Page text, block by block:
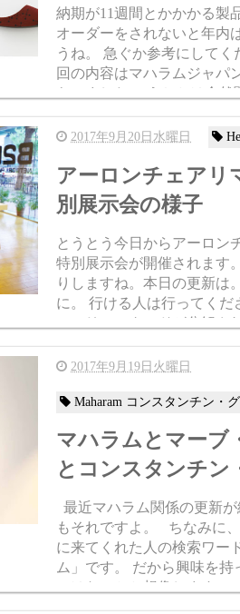
納期が11週間とかかかる製
オーダーをされないと年内
うね。 急ぐか参考にしてくださいね。 さて、今
回の内容はマハラムジャパ
らいました。 うちとは全然関係ないのですが、
たぶんこういった情報はみ
ので...
2017年9月20日水曜日
アーロンチェアリ
別展示会の様子
とうとう今日からアーロン
特別展示会が開催されます。 会場の様子をお送
りしますね。本日の更新は。 行けない人のため
に。 行ける人は行ってくださいね。 アーロンチ
ェアリマスタードが分解されて
った内部構造を公開するの
2017年9月19日火曜日
Maharam コンスタンチン・
マハラムとマーブ
とコンスタンチン
もそれですよ。 ちなみに、うちのブログやHP
に来てくれた人の検索ワー
ム」です。 だから興味を持って読んでくれるの
ではないかと想像します。 興味ない人は、興味
を持ってください。恐縮で